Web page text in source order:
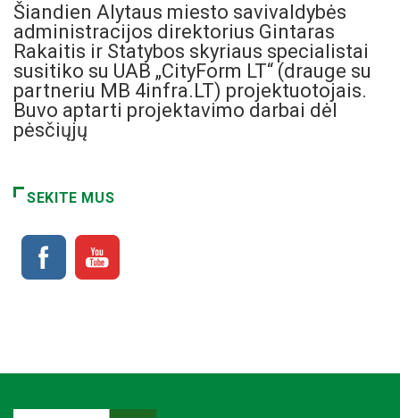
Šiandien Alytaus miesto savivaldybės
administracijos direktorius Gintaras
Rakaitis ir Statybos skyriaus specialistai
susitiko su UAB „CityForm LT“ (drauge su
partneriu MB 4infra.LT) projektuotojais.
Buvo aptarti projektavimo darbai dėl
pėsčiųjų
SEKITE MUS